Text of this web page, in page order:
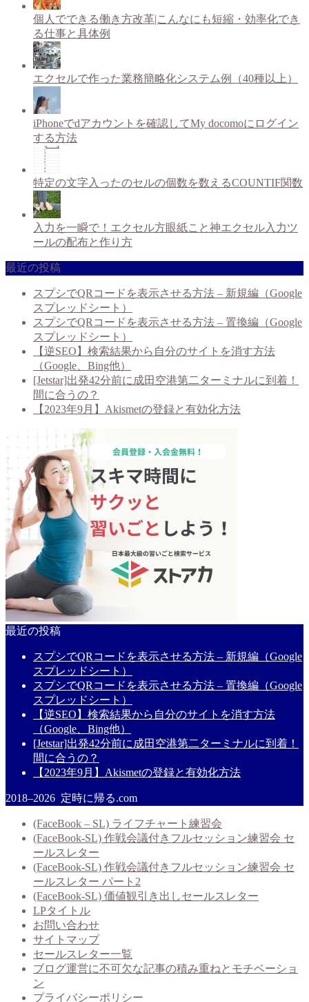
個人でできる働き方改革|こんなにも短縮・効率化でき
る仕事と具体例
エクセルで作った業務簡略化システム例（40種以上）
iPhoneでdアカウントを確認してMy docomoにログイン
する方法
特定の文字入ったのセルの個数を数えるCOUNTIF関数
入力を一瞬で！エクセル方眼紙こと神エクセル入力ツ
ールの配布と作り方
最近の投稿
スプシでQRコードを表示させる方法 – 新規編（Google
スプレッドシート）
スプシでQRコードを表示させる方法 – 置換編（Google
スプレッドシート）
【逆SEO】検索結果から自分のサイトを消す方法
（Google、Bing他）
[Jetstar]出発42分前に成田空港第二ターミナルに到着！
間に合うの？
【2023年9月】Akismetの登録と有効化方法
最近の投稿
スプシでQRコードを表示させる方法 – 新規編（Google
スプレッドシート）
スプシでQRコードを表示させる方法 – 置換編（Google
スプレッドシート）
【逆SEO】検索結果から自分のサイトを消す方法
（Google、Bing他）
[Jetstar]出発42分前に成田空港第二ターミナルに到着！
間に合うの？
【2023年9月】Akismetの登録と有効化方法
2018–2026 定時に帰る.com
(FaceBook – SL) ライフチャート練習会
(FaceBook-SL) 作戦会議付きフルセッション練習会 セ
ールスレター
(FaceBook-SL) 作戦会議付きフルセッション練習会 セ
ールスレター パート2
(FaceBook-SL) 価値観引き出しセールスレター
LPタイトル
お問い合わせ
サイトマップ
セールスレター一覧
ブログ運営に不可欠な記事の積み重ねとモチベーショ
ン
プライバシーポリシー